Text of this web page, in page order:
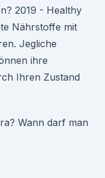
2019 - Healthy
Nährstoffe mit
Jegliche
ihre
Ihren Zustand
Wann darf man